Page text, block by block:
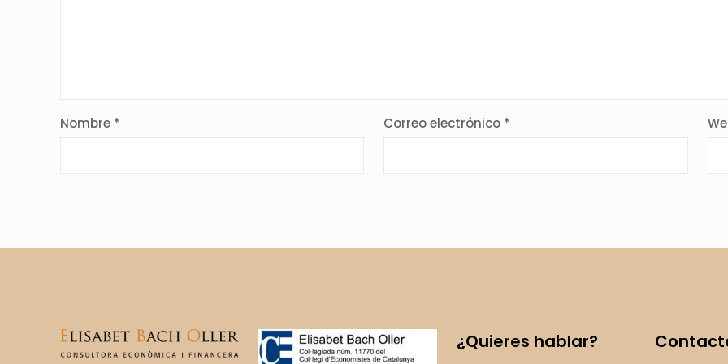
Nombre * Correo electrónico *
¿Quieres hablar?